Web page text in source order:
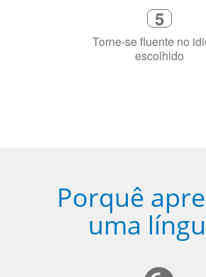
de idioma nativo e
sua cidade (ou
5
Porquê
uma